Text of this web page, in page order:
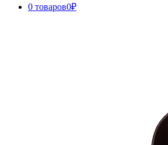
0 товаров0₽